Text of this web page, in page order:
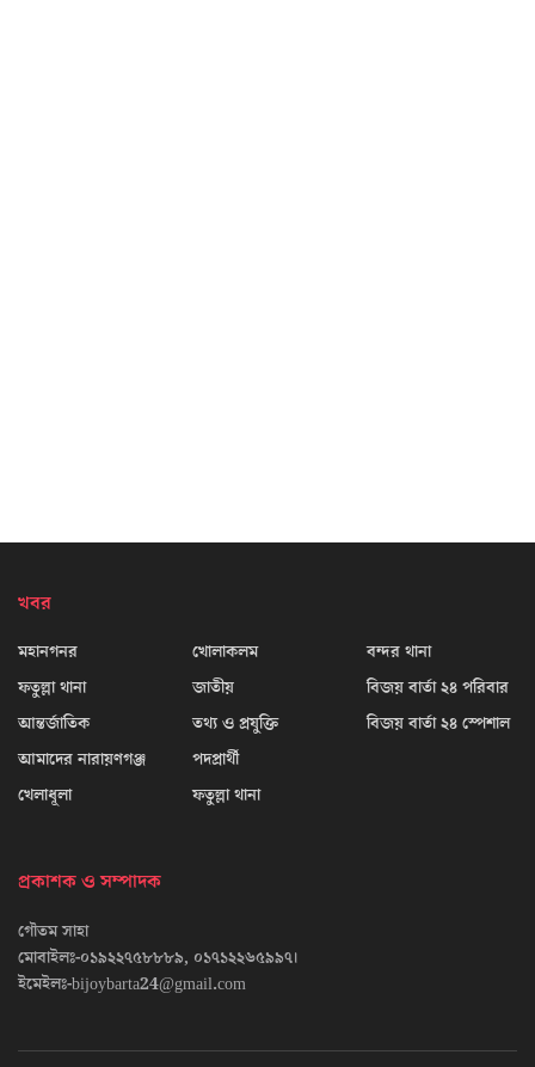
খবর
মহানগনর
ফতুল্লা থানা
আন্তর্জাতিক
আমাদের নারায়ণগঞ্জ
খেলাধূলা
খোলাকলম
জাতীয়
তথ্য ও প্রযুক্তি
পদপ্রার্থী
ফতুল্লা থানা
বন্দর থানা
বিজয় বার্তা ২৪ পরিবার
বিজয় বার্তা ২৪ স্পেশাল
প্রকাশক ও সম্পাদক
গৌতম সাহা
মোবাইলঃ-০১৯২২৭৫৮৮৮৯, ০১৭১২২৬৫৯৯৭।
ইমেইলঃ-bijoybarta24@gmail.com